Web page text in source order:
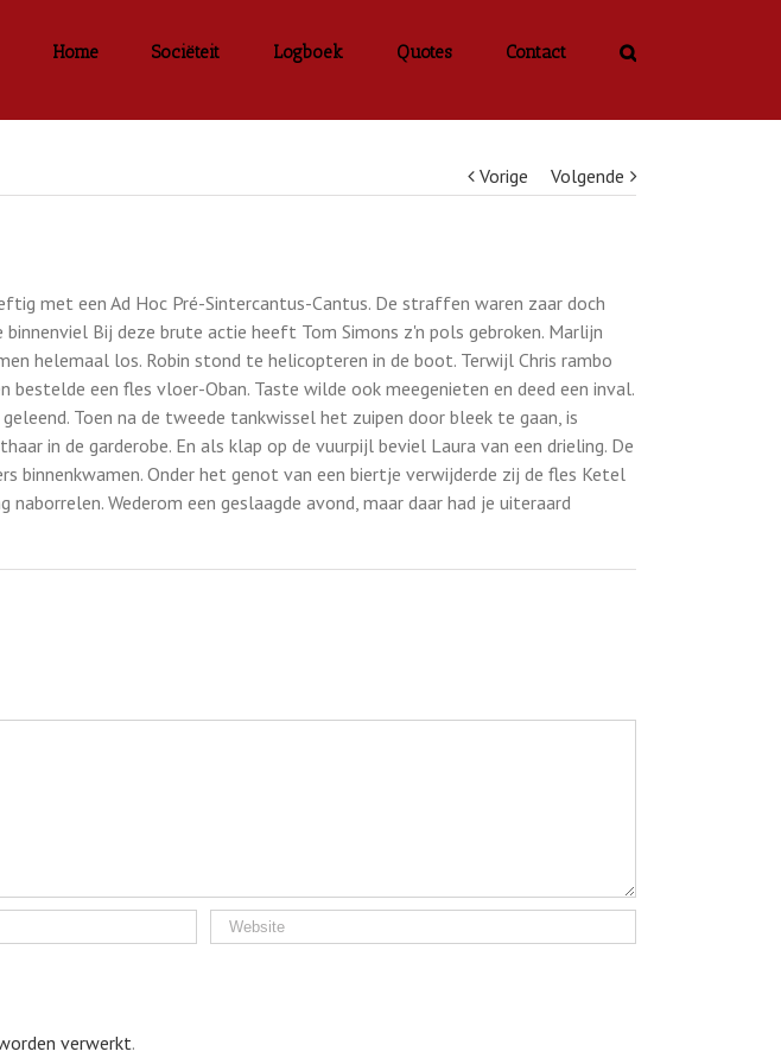
Home Sociëteit Logboek Quotes Contact
Vorige Volgende
met een Ad Hoc Pré-Sintercantus-Cantus. De straffen waren zaar doch
Bij deze brute actie heeft Tom Simons z'n pols gebroken. Marlijn
helemaal los. Robin stond te helicopteren in de boot. Terwijl Chris rambo
een fles vloer-Oban. Taste wilde ook meegenieten en deed een inval.
Toen na de tweede tankwissel het zuipen door bleek te gaan, is
in de garderobe. En als klap op de vuurpijl beviel Laura van een drieling. De
binnenkwamen. Onder het genot van een biertje verwijderde zij de fles Ketel
Wederom een geslaagde avond, maar daar had je uiteraard
verwerkt.